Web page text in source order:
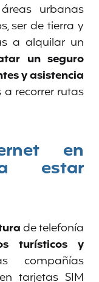
urbanas
ser de tierra y
a alquilar un
un seguro
y asistencia
recorrer rutas
en
estar
de telefonía
turísticos y
compañías
tarjetas SIM